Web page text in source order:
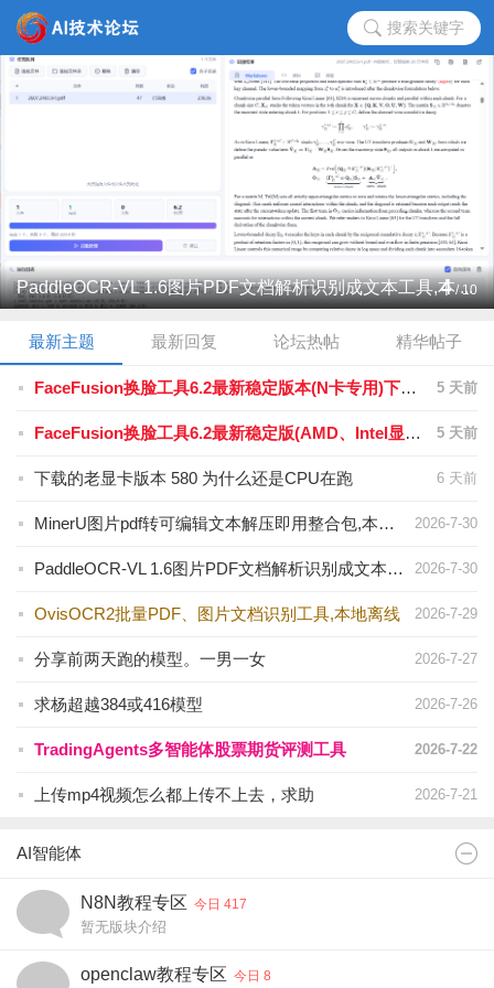
搜索关键字
PaddleOCR-VL 1.6图片PDF文档解析识别成文本工具,本 ...
4/10
最新主题 最新回复 论坛热帖 精华帖子
5 天前
FaceFusion换脸工具6.2最新稳定版本(N卡专用)下载地址
5 天前
FaceFusion换脸工具6.2最新稳定版(AMD、Intel显卡通用)下载地址
6 天前
下载的老显卡版本 580 为什么还是CPU在跑
2026-7-30
MinerU图片pdf转可编辑文本解压即用整合包,本地离线
2026-7-30
PaddleOCR-VL 1.6图片PDF文档解析识别成文本工具,本地离线
2026-7-29
OvisOCR2批量PDF、图片文档识别工具,本地离线
2026-7-27
分享前两天跑的模型。一男一女
2026-7-26
求杨超越384或416模型
2026-7-22
TradingAgents多智能体股票期货评测工具
2026-7-21
上传mp4视频怎么都上传不上去，求助
AI智能体
N8N教程专区 今日 417
暂无版块介绍
openclaw教程专区 今日 8